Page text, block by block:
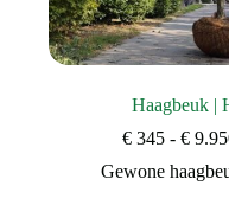
Haagbeuk |
€ 345 - €
Gewone